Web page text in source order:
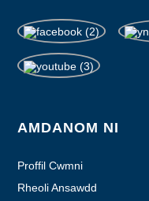
AMDANOM NI
Proffil Cwmni
Rheoli Ansawdd